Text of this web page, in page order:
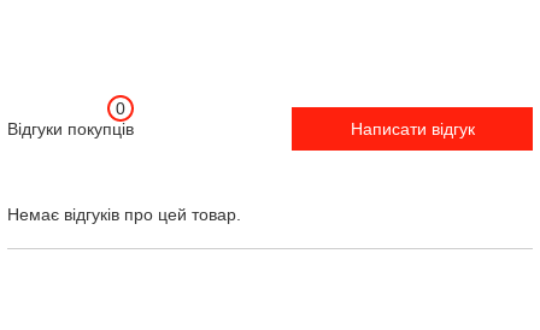
Відгуки покупців
0
Написати відгук
Немає відгуків про цей товар.